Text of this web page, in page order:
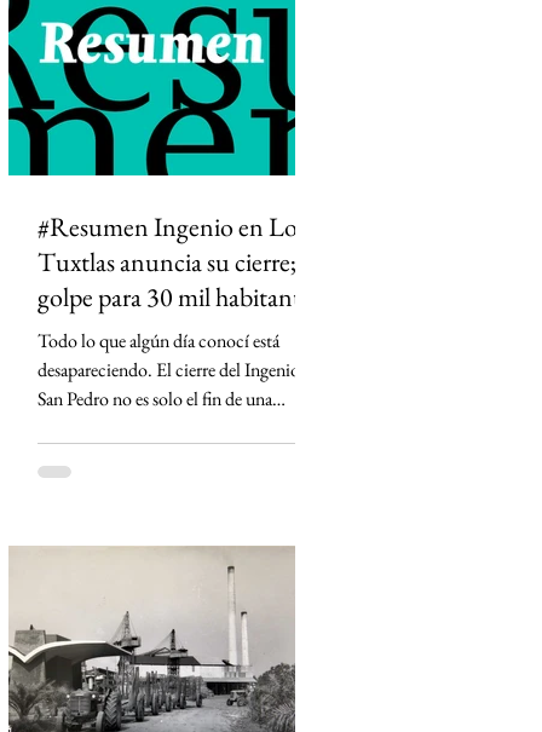
#Resumen Ingenio en Los
Tuxtlas anuncia su cierre;
golpe para 30 mil habitantes
Todo lo que algún día conocí está
desapareciendo. El cierre del Ingenio
San Pedro no es solo el fin de una
la caña y que hoy enfrenta la
Tuxtlas, la memoria, el verde que aún
habita los recuerdos y el papel que los
ingenios han tenido en la construcción
de México.
https://www.sinmas.org/post/ingenio-
san-pedro-tuxtlas Sheinbaum no asistirá
a toma de protesta de D